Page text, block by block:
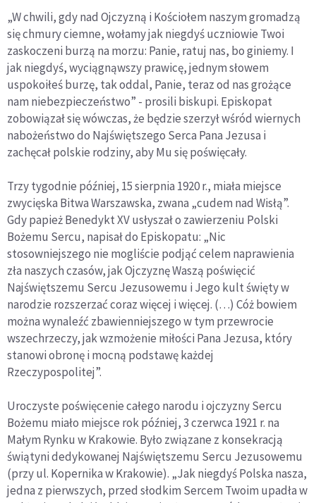
„W chwili, gdy nad Ojczyzną i Kościołem naszym gromadzą
się chmury ciemne, wołamy jak niegdyś uczniowie Twoi
zaskoczeni burzą na morzu: Panie, ratuj nas, bo giniemy. I
jak niegdyś, wyciągnąwszy prawicę, jednym słowem
uspokoiłeś burzę, tak oddal, Panie, teraz od nas grożące
nam niebezpieczeństwo” - prosili biskupi. Episkopat
zobowiązał się wówczas, że będzie szerzył wśród wiernych
nabożeństwo do Najświętszego Serca Pana Jezusa i
zachęcał polskie rodziny, aby Mu się poświęcały.
Trzy tygodnie później, 15 sierpnia 1920 r., miała miejsce
zwycięska Bitwa Warszawska, zwana „cudem nad Wisłą”.
Gdy papież Benedykt XV usłyszał o zawierzeniu Polski
Bożemu Sercu, napisał do Episkopatu: „Nic
stosowniejszego nie mogliście podjąć celem naprawienia
zła naszych czasów, jak Ojczyznę Waszą poświęcić
Najświętszemu Sercu Jezusowemu i Jego kult święty w
narodzie rozszerzać coraz więcej i więcej. (…) Cóż bowiem
można wynaleźć zbawienniejszego w tym przewrocie
wszechrzeczy, jak wzmożenie miłości Pana Jezusa, który
stanowi obronę i mocną podstawę każdej
Rzeczypospolitej”.
Uroczyste poświęcenie całego narodu i ojczyzny Sercu
Bożemu miało miejsce rok później, 3 czerwca 1921 r. na
Małym Rynku w Krakowie. Było związane z konsekracją
świątyni dedykowanej Najświętszemu Sercu Jezusowemu
(przy ul. Kopernika w Krakowie). „Jak niegdyś Polska nasza,
jedna z pierwszych, przed słodkim Sercem Twoim upadła w